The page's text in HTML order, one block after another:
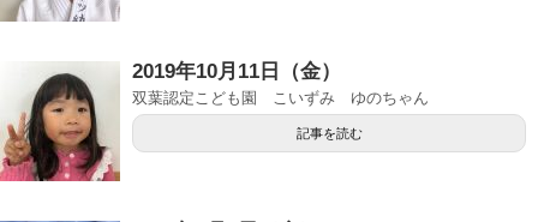
2019年10月11日（金）
双葉認定こども園 こいずみ ゆのちゃん
記事を読む